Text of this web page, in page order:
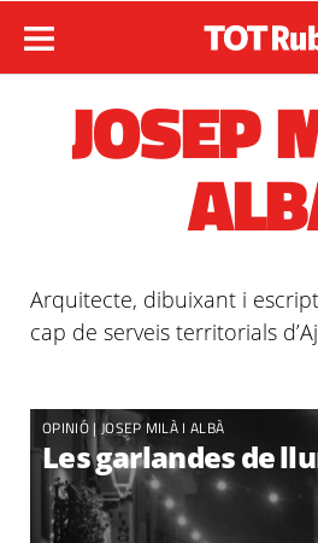
JOSEP
Arquitecte, dibuixant i
cap de serveis territorials
OPINIÓ |JOSEP MILÀ I ALBÀ
Les garlandes de